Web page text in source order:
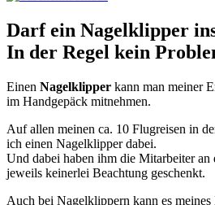
Darf ein Nagelklipper
In der Regel kein
Einen Nagelklipper kann man meiner
im Handgepäck mitnehmen.
Auf allen meinen ca. 10 Flugreisen in
ich einen Nagelklipper dabei.
Und dabei haben ihm die Mitarbeiter an
jeweils keinerlei Beachtung geschenkt.
Auch bei Nagelklippern kann es meines